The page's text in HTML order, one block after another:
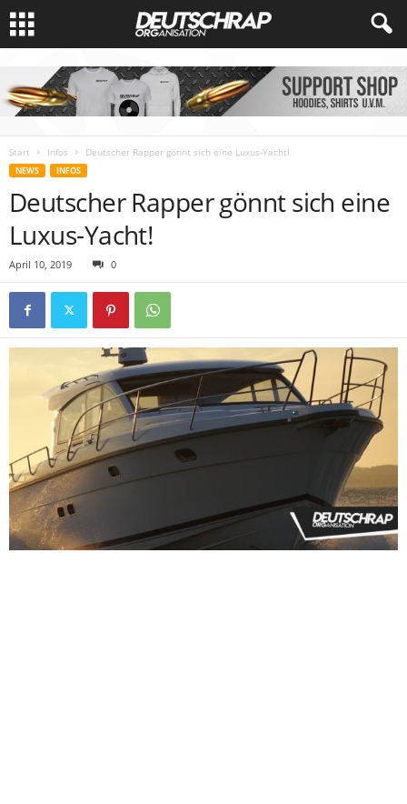
Start Infos Deutscher Rapper gönnt sich eine Luxus-Yacht!
NEWS INFOS
Deutscher Rapper gönnt sich eine
Luxus-Yacht!
April 10, 2019 0